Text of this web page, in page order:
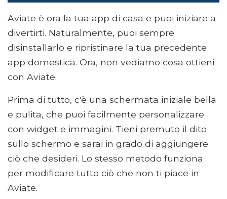
Aviate è ora la tua app di casa e puoi iniziare a
divertirti. Naturalmente, puoi sempre
disinstallarlo e ripristinare la tua precedente
app domestica. Ora, non vediamo cosa ottieni
con Aviate.
Prima di tutto, c'è una schermata iniziale bella
e pulita, che puoi facilmente personalizzare
con widget e immagini. Tieni premuto il dito
sullo schermo e sarai in grado di aggiungere
ciò che desideri. Lo stesso metodo funziona
per modificare tutto ciò che non ti piace in
Aviate.